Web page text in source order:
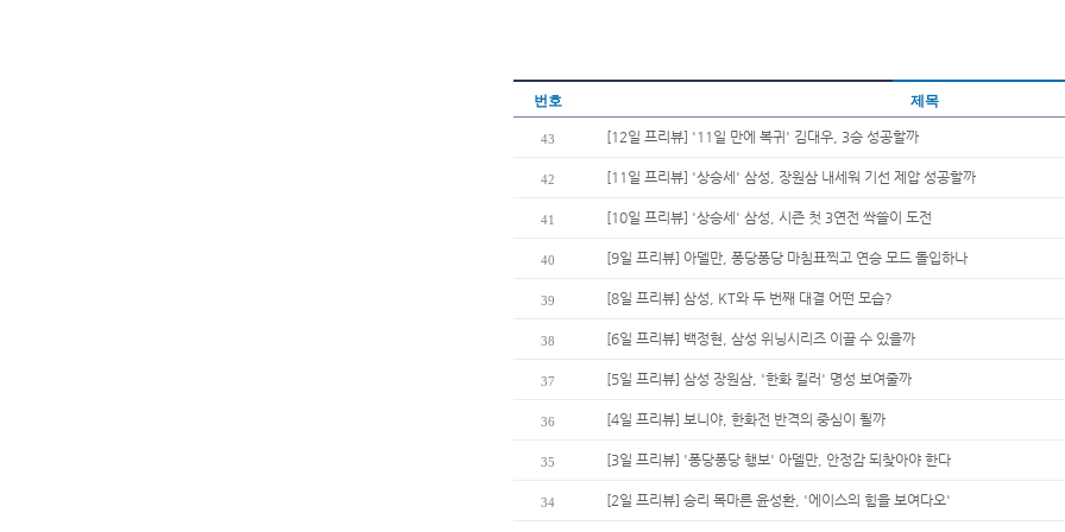
번호 제목
43 [12일 프리뷰] '11일 만에 복귀' 김대우, 3승 성공할까
42 [11일 프리뷰] '상승세' 삼성, 장원삼 내세워 기선 제압 성공할까
41 [10일 프리뷰] '상승세' 삼성, 시즌 첫 3연전 싹쓸이 도전
40 [9일 프리뷰] 아델만, 퐁당퐁당 마침표찍고 연승 모드 돌입하나
39 [8일 프리뷰] 삼성, KT와 두 번째 대결 어떤 모습?
38 [6일 프리뷰] 백정현, 삼성 위닝시리즈 이끌 수 있을까
37 [5일 프리뷰] 삼성 장원삼, '한화 킬러' 명성 보여줄까
36 [4일 프리뷰] 보니야, 한화전 반격의 중심이 될까
35 [3일 프리뷰] '퐁당퐁당 행보' 아델만, 안정감 되찾아야 한다
34 [2일 프리뷰] 승리 목마른 윤성환, '에이스의 힘을 보여다오'